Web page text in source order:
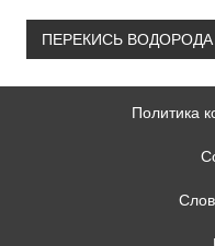
ПЕРЕКИСЬ
Политика